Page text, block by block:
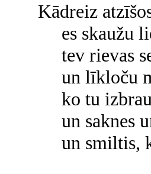
Kādreiz
es skaužu
tev rievas
un līkloču
ko tu
un saknes
un smiltis,